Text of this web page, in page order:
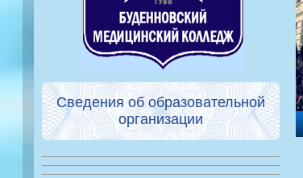
Сведения об образовательной
организации